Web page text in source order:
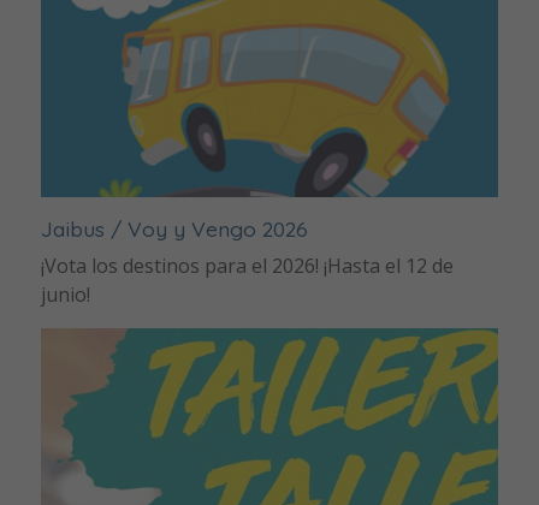
Jaibus / Voy y Vengo 2026
¡Vota los destinos para el 2026! ¡Hasta el 12 de
junio!